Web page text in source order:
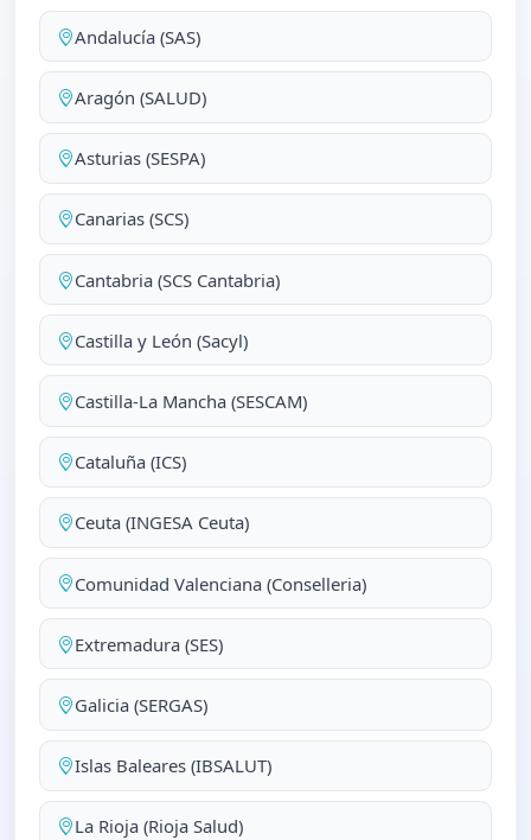
Andalucía (SAS)
Aragón (SALUD)
Asturias (SESPA)
Canarias (SCS)
Cantabria (SCS Cantabria)
Castilla y León (Sacyl)
Castilla-La Mancha (SESCAM)
Cataluña (ICS)
Ceuta (INGESA Ceuta)
Comunidad Valenciana (Conselleria)
Extremadura (SES)
Galicia (SERGAS)
Islas Baleares (IBSALUT)
La Rioja (Rioja Salud)